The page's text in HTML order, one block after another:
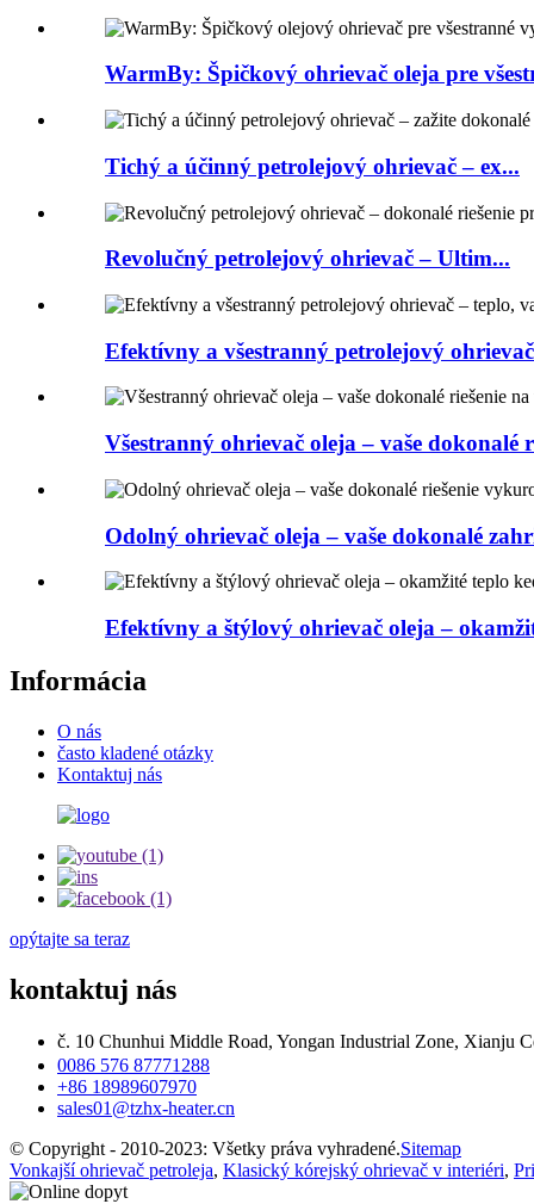
WarmBy: Špičkový ohrievač oleja pre
Tichý a účinný petrolejový ohrievač – ex...
Revolučný petrolejový ohrievač – Ultim...
Efektívny a všestranný petrolejový
Všestranný ohrievač oleja – vaše dokonalé
Odolný ohrievač oleja – vaše dokonalé
Efektívny a štýlový ohrievač oleja –
Informácia
O nás
často kladené otázky
Kontaktuj nás
opýtajte sa teraz
kontaktuj nás
č. 10 Chunhui Middle Road, Yongan Industrial Zone, Xianju
0086 576 87771288
+86 18989607970
sales01@tzhx-heater.cn
© Copyright - 2010-2023: Všetky práva vyhradené.Sitemap
Vonkajší ohrievač petroleja, Klasický kórejský ohrievač v interiéri,